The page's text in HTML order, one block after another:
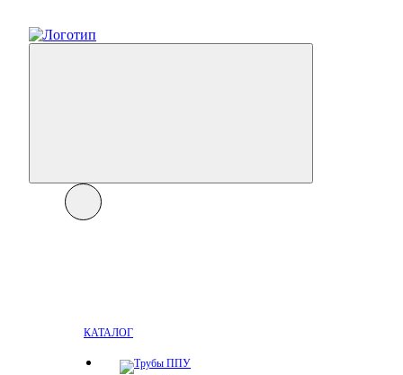
КАТАЛОГ